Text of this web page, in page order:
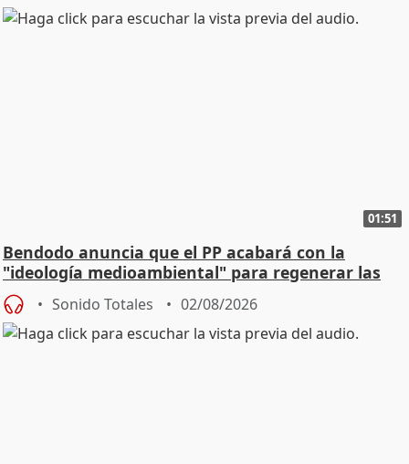
01:51
Bendodo anuncia que el PP acabará con la
"ideología medioambiental" para regenerar las
playas
Sonido Totales 02/08/2026